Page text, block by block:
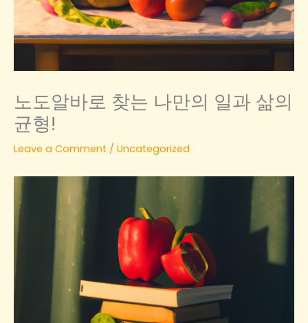
노도알바로 찾는 나만의 일과 삶의
균형!
Leave a Comment / Uncategorized